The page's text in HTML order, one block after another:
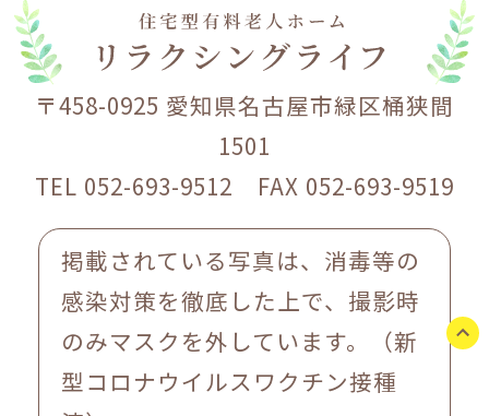
〒458-0925 愛知県名古屋市緑区桶狭間
1501
TEL 052-693-9512 FAX 052-693-9519
掲載されている写真は、消毒等の
感染対策を徹底した上で、撮影時
のみマスクを外しています。（新
型コロナウイルスワクチン接種